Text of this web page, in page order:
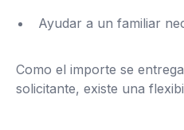
Ayudar a un familiar
Como el importe se
solicitante, existe una